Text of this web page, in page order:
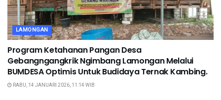
LAMONGAN
Program Ketahanan Pangan Desa
Gebangngangkrik Ngimbang Lamongan Melalui
BUMDESA Optimis Untuk Budidaya Ternak Kambing.
RABU, 14 JANUARI 2026, 11:14 WIB